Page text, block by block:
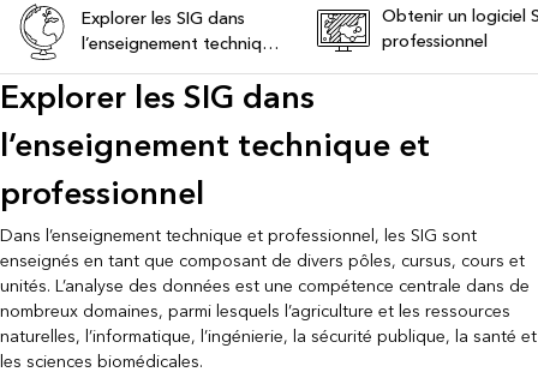
Explorer les SIG dans
l’enseignement technique
et professionnel
Obtenir un logiciel
professionnel
Explorer les SIG dans
l’enseignement technique et
professionnel
Dans l’enseignement technique et professionnel, les SIG sont
enseignés en tant que composant de divers pôles, cursus, cours et
unités. L’analyse des données est une compétence centrale dans de
nombreux domaines, parmi lesquels l’agriculture et les ressources
naturelles, l’informatique, l’ingénierie, la sécurité publique, la santé et
les sciences biomédicales.